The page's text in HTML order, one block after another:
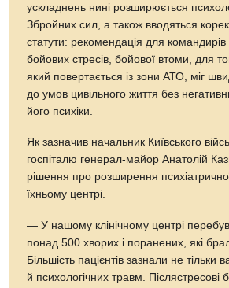
ускладнень нині розширюється
Збройних сил, а також вводяться
статути: рекомендація для
бойових стресів, бойової втоми, для
який повертається із зони АТО, міг
до умов цивільного життя без
його психіки.
Як зазначив начальник Київського
госпіталю генерал-майор Анатолій
рішення про розширення
їхньому центрі.
— У нашому клінічному центрі
понад 500 хворих і поранених, які
Більшість пацієнтів зазнали не тільки
й психологічних травм. Післястресові